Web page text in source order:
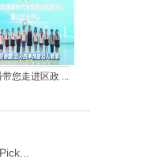
您走进区政 ...